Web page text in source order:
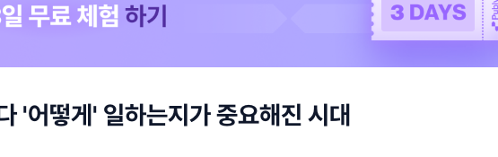
'어떻게' 일하는지가 중요해진 시대